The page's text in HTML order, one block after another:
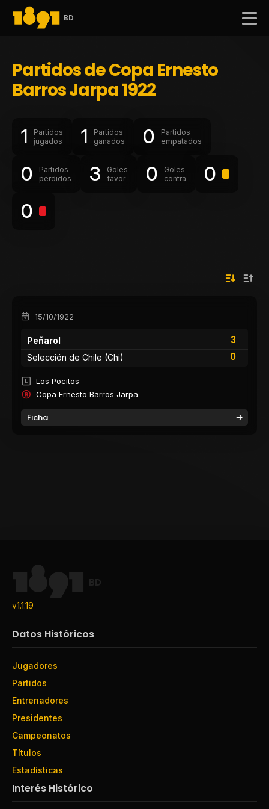
BD
Partidos de Copa Ernesto
Barros Jarpa 1922
1
Partidos
jugados
1
Partidos
ganados
0
Partidos
empatados
0
Partidos
perdidos
3
Goles
favor
0
Goles
contra
0
0
15/10/1922
Peñarol
3
0
Selección de Chile (Chi)
Los Pocitos
Copa Ernesto Barros Jarpa
Ficha
BD
v1.1.19
Datos Históricos
Jugadores
Partidos
Entrenadores
Presidentes
Campeonatos
Títulos
Estadísticas
Interés Histórico